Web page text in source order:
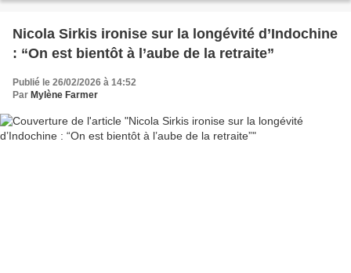
Nicola Sirkis ironise sur la longévité d’Indochine
: “On est bientôt à l’aube de la retraite”
Publié le 26/02/2026 à 14:52
Par Mylène Farmer